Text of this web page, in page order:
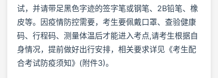
试，并请带足黑色字迹的签字笔或钢笔、2B铅笔、橡
皮等。因疫情防控需要，考生要佩戴口罩、查验健康
码、行程码、测量体温后才能进入考点,请考生根据自
身情况，提前做好出行安排，相关要求详见《考生配
合考试防疫须知》(附件3)。